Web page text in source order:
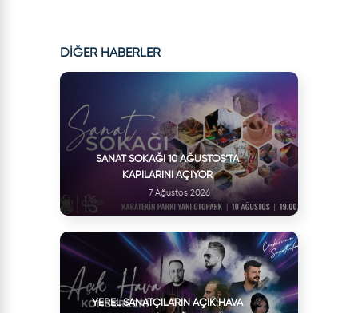
DİĞER HABERLER
SANAT SOKAĞI 10 AĞUSTOS’TA
KAPILARINI AÇIYOR
7 Ağustos 2026
YEREL SANATÇILARIN AÇIK HAVA